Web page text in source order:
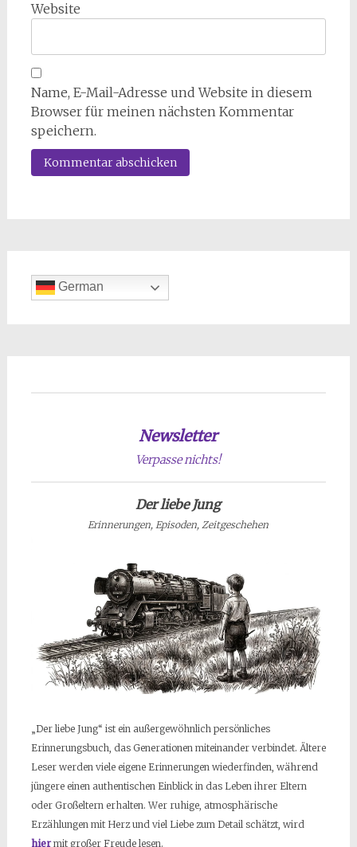
Website
Name, E-Mail-Adresse und Website in diesem
Browser für meinen nächsten Kommentar
speichern.
German
Newsletter
Verpasse nichts!
Der liebe Jung
Erinnerungen, Episoden, Zeitgeschehen
„Der liebe Jung“ ist ein außergewöhnlich persönliches
Erinnerungsbuch, das Generationen miteinander verbindet. Ältere
Leser werden viele eigene Erinnerungen wiederfinden, während
jüngere einen authentischen Einblick in das Leben ihrer Eltern
oder Großeltern erhalten. Wer ruhige, atmosphärische
Erzählungen mit Herz und viel Liebe zum Detail schätzt, wird
hiermit großer Freude lesen.